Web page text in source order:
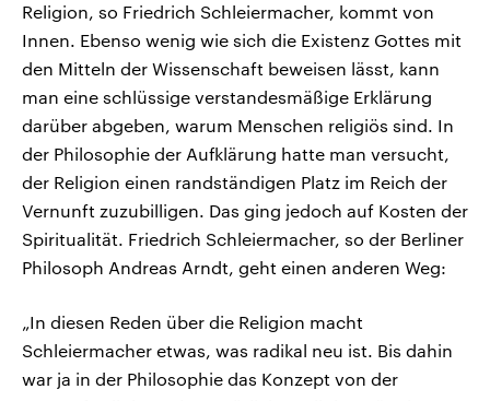
Religion, so Friedrich Schleiermacher, kommt von
Innen. Ebenso wenig wie sich die Existenz Gottes mit
den Mitteln der Wissenschaft beweisen lässt, kann
man eine schlüssige verstandesmäßige Erklärung
darüber abgeben, warum Menschen religiös sind. In
der Philosophie der Aufklärung hatte man versucht,
der Religion einen randständigen Platz im Reich der
Vernunft zuzubilligen. Das ging jedoch auf Kosten der
Spiritualität. Friedrich Schleiermacher, so der Berliner
Philosoph Andreas Arndt, geht einen anderen Weg:
„In diesen Reden über die Religion macht
Schleiermacher etwas, was radikal neu ist. Bis dahin
war ja in der Philosophie das Konzept von der